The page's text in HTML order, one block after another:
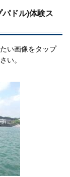
ドル)体験ス
い画像をタップ
い。